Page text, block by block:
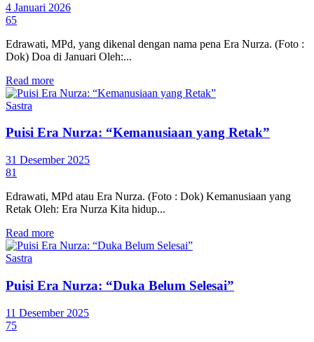
4 Januari 2026
65
Edrawati, MPd, yang dikenal dengan nama pena Era Nurza. (Foto :
Dok) Doa di Januari Oleh:...
Read more
Sastra
Puisi Era Nurza: “Kemanusiaan yang Retak”
31 Desember 2025
81
Edrawati, MPd atau Era Nurza. (Foto : Dok) Kemanusiaan yang
Retak Oleh: Era Nurza Kita hidup...
Read more
Sastra
Puisi Era Nurza: “Duka Belum Selesai”
11 Desember 2025
75